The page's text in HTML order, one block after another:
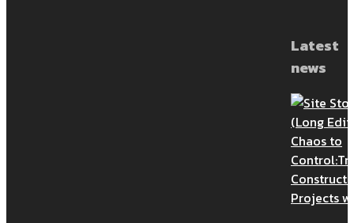
Latest
news